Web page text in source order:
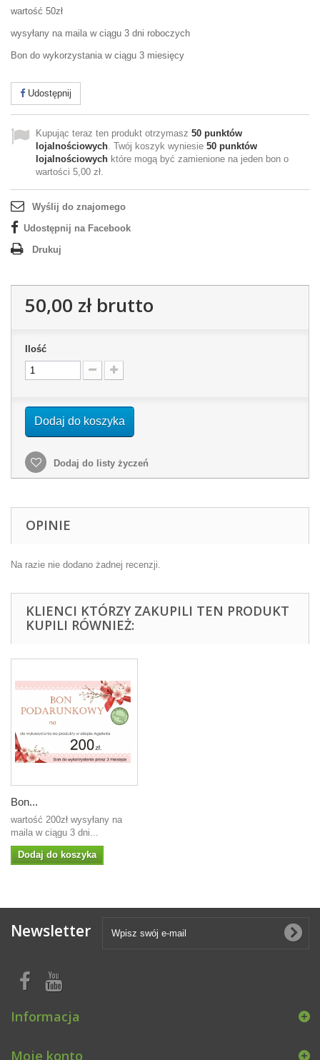
wartość 50zł
wysyłany na maila w ciągu 3 dni roboczych
Bon do wykorzystania w ciągu 3 miesięcy
Udostępnij
Kupując teraz ten produkt otrzymasz 50 punktów
lojalnościowych. Twój koszyk wyniesie 50 punktów
lojalnościowych które mogą być zamienione na jeden bon o
wartości 5,00 zł.
Wyślij do znajomego
Udostępnij na Facebook
Drukuj
50,00 złbrutto
Ilość
Dodaj do koszyka
Dodaj do listy życzeń
OPINIE
Na razie nie dodano żadnej recenzji.
KLIENCI KTÓRZY ZAKUPILI TEN PRODUKT
KUPILI RÓWNIEŻ:
Bon...
wartość 200zł wysyłany na
maila w ciągu 3 dni...
Dodaj do koszyka
Newsletter
Informacja
Moje konto